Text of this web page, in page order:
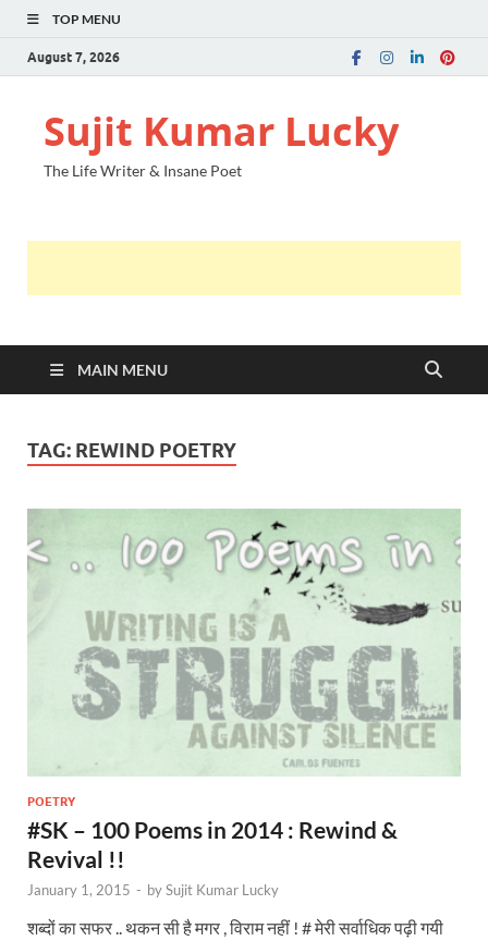
TOP MENU
August 7, 2026
Sujit Kumar Lucky
The Life Writer & Insane Poet
MAIN MENU
TAG: REWIND POETRY
POETRY
#SK – 100 Poems in 2014 : Rewind &
Revival !!
January 1, 2015 - bySujit Kumar Lucky
शब्दों का सफर .. थकन सी है मगर , विराम नहीं ! # मेरी सर्वाधिक पढ़ी गयी